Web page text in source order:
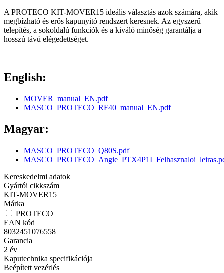
A PROTECO KIT-MOVER15 ideális választás azok számára, akik
megbízható és erős kapunyitó rendszert keresnek. Az egyszerű
telepítés, a sokoldalú funkciók és a kiváló minőség garantálja a
hosszú távú elégedettséget.
English:
MOVER_manual_EN.pdf
MASCO_PROTECO_RF40_manual_EN.pdf
Magyar:
MASCO_PROTECO_Q80S.pdf
Kereskedelmi adatok
Gyártói cikkszám
KIT-MOVER15
Márka
PROTECO
EAN kód
8032451076558
Garancia
2 év
Kaputechnika specifikációja
Beépített vezérlés